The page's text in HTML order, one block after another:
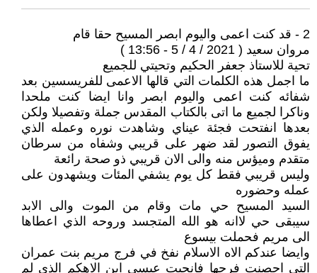
2 - قد كنت اعمى واليوم ابصر المسيح حقا قام
مروان سعيد ( 2021 / 4 / 5 - 13:56 )
تحية للاستاذ جعفر الحكيم وتحيتي للجميع
ما اجمل هذه الكلمات التي قالها الاعمى للفريسسين بعد
شفائه كنت اعمى واليوم ابصر وانا ايضا كنت ملحدا
وناكرا لجميع ما اتى بالكتاب المقدس جملة وتفصيلا ولكن
بعدها انفتحت فجئة عيناي وشاهدت نوره وعمله الذي
يفوق التصور لقد ضهر على قريبي وشفاه من سرطان
متقدم وميؤس منه والى الان قريبي ذو صحة رائعة
وليس قريبي فقط كل يوم يشفي المئات ويشهدون على
عمله وحضوره
السيد المسيح حي مات وقام من الموت والى الابد
سيبقى حي لاانه هو الله المتجسد وروحه الذي اعطاها
الى مريم فحملت بيسوع
وايضا عندكم الاه الاسلام نفخ في فرج مريم بنت عمران
التي احصنت فرجها فانجبت عيسى ابن الاهكم الذي لم